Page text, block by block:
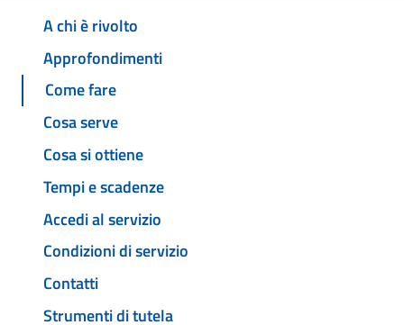
A chi è rivolto
Approfondimenti
Come fare
Cosa serve
Cosa si ottiene
Tempi e scadenze
Accedi al servizio
Condizioni di servizio
Contatti
Strumenti di tutela